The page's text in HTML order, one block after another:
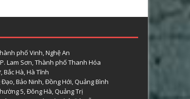
phố Vinh, Nghệ An
Lam Sơn, Thành phố Thanh Hóa
Hà, Hà Tĩnh
Bảo Ninh, Đồng Hới, Quảng Bình
5, Đông Hà, Quảng Trị